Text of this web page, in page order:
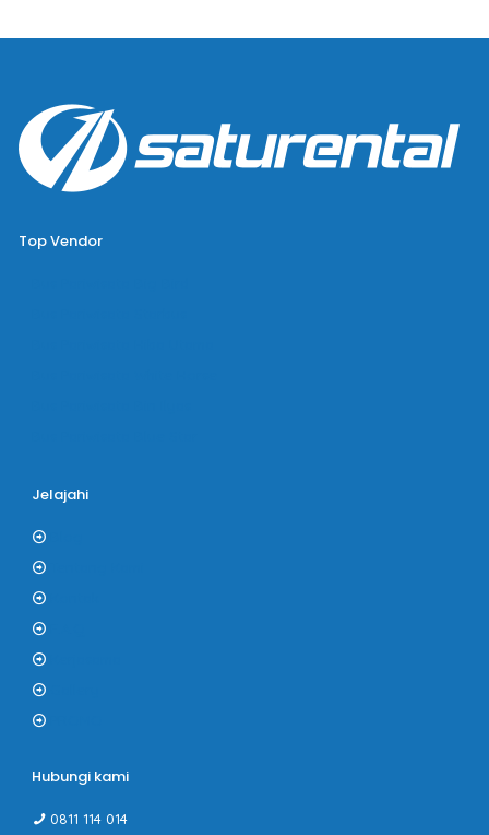
Top Vendor
Jelajahi
Hubungi kami
0811 114 014